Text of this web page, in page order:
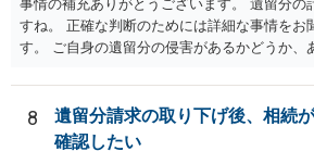
事情の補充ありがとうございます。 遺留分の
すね。 正確な判断のためには詳細な事情をお
す。 ご自身の遺留分の侵害があるかどうか、
相談されるのが良いと思います。
8
遺留分請求の取り下げ後、相続
確認したい